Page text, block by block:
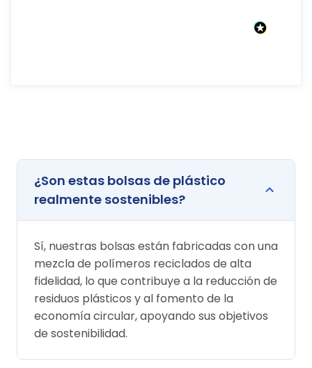
¿Son estas bolsas de plástico
realmente sostenibles?
Sí, nuestras bolsas están fabricadas con una
mezcla de polímeros reciclados de alta
fidelidad, lo que contribuye a la reducción de
residuos plásticos y al fomento de la
economía circular, apoyando sus objetivos
de sostenibilidad.